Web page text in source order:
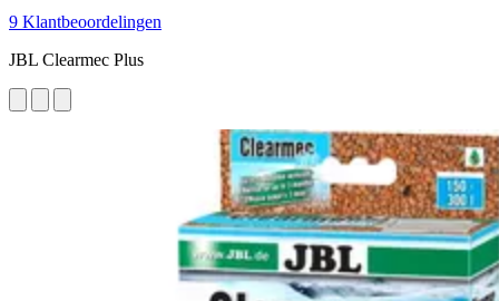
9 Klantbeoordelingen
JBL Clearmec Plus